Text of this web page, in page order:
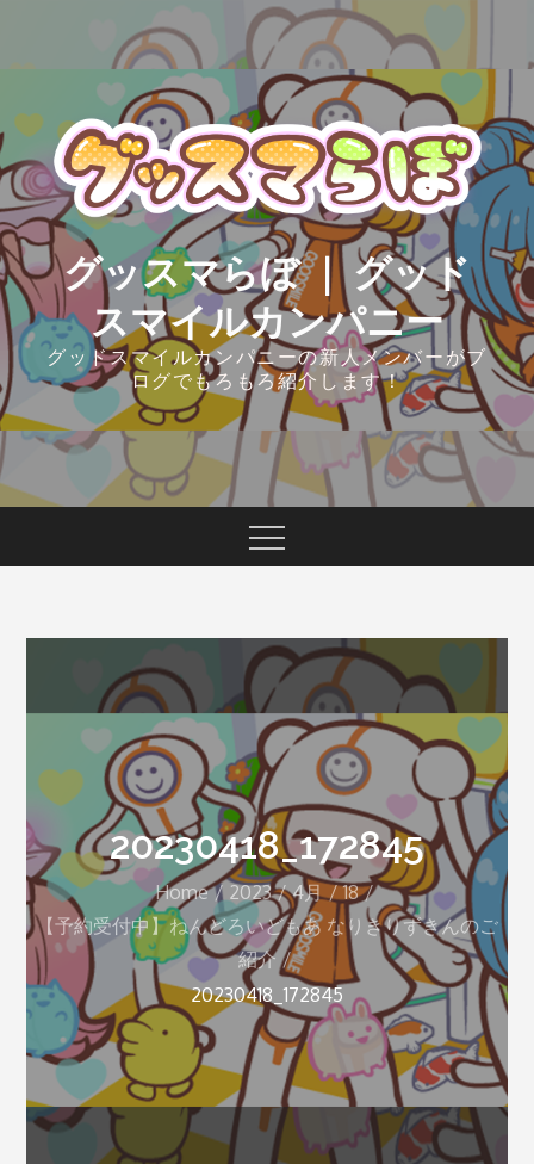
グッスマらぼ ｜ グッド
スマイルカンパニー
グッドスマイルカンパニーの新人メンバーがブ
ログでもろもろ紹介します！
20230418_172845
Home 2023 4月
18
【予約受付中】ねんどろいどもあ なりきりずきんのご
紹介
20230418_172845